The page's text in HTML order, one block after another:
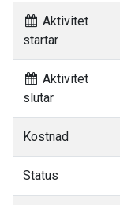
Aktivitet
startar
Aktivitet
slutar
Kostnad
Status